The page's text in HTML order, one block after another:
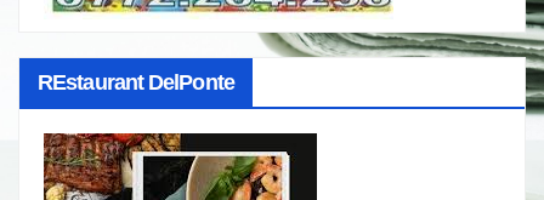
REstaurant DelPonte